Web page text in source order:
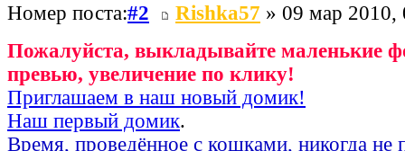
Номер поста:#2 Rishka57 » 09 мар 2010,
Пожалуйста, выкладывайте маленькие
превью, увеличение по клику!
Приглашаем в наш новый домик!
Наш первый домик.
Время, проведённое с кошками, никогда не